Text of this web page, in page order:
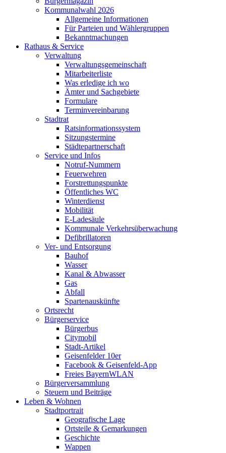
Kommunalwahl 2026
Allgemeine Informationen
Für Parteien und Wählergruppen
Bekanntmachungen
Rathaus & Service
Verwaltung
Verwaltungsgemeinschaft
Mitarbeiterliste
Was erledige ich wo
Ämter und Sachgebiete
Formulare
Terminvereinbarung
Stadtrat
Ratsinformationssystem
Sitzungstermine
Städtepartnerschaft
Service und Infos
Notruf-Nummern
Feuerwehren
Forstrettungspunkte
Öffentliches WC
Winterdienst
Mobilität
E-Ladesäule
Kommunale Verkehrsüberwachung
Defibrillatoren
Ver- und Entsorgung
Bauhof
Wasser
Kanal & Abwasser
Gas
Abfall
Spartenauskünfte
Ortsrecht
Bürgerservice
Bürgerbus
Citymobil
Stadt-Artikel
Geisenfelder 10er
Facebook & Geisenfeld-App
Freies BayernWLAN
Bürgerversammlung
Steuern und Beiträge
Leben & Wohnen
Stadtportrait
Geografische Lage
Ortsteile & Gemarkungen
Geschichte
Wappen